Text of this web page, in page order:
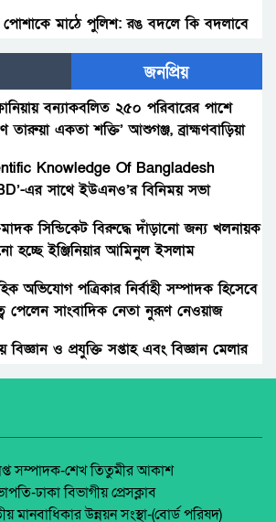
মাঠে পুলিশ: রঙ বদলে কি বদলাবে
৪ উপজেলায় বিএনপির এমপি প্রার্থী ডাঃ
ব্যাবস্থাপনায় ফ্রী মেডিকেল ক্যাম্প ও ঔষধ
জানাজায় প্যারেলে মুক্তি পেয়ে ভাইয়ের অংশ
নতুন ডিসি এনামুল আহসান: দায়িত্বের
এক নতুন অধ্যায়ের সূচনা।
স্ত্রীকে কুপিয়ে জখম, ছেলেকে হত্যা করল
যুবক।
অবরোধের বিরুদ্ধে কঠোর অবস্থান
জামায়াত ইসলামীর।
চন্দ্রঘোনায় নিষিদ্ধ ঘোষিত ছাত্রলীগ কর্মী
হয়ে গেলো ইসলামি ফাউন্ডেশন কর্তৃক
জনপ্রিয়
বন্যাকবলিত ২৫০ পরিবারের পাশে
তারুয়া একতা শক্তি’ আশুগঞ্জ, ব্রাহ্মণবাড়িয়া
Knowledge Of Bangladesh
এর সাথে ইউএনও’র বিনিময় সভা
মাদক সিন্ডিকেট বিরুদ্ধে দাঁড়ানো জন্য খলনায়ক
হচ্ছে ইঞ্জিনিয়ার আমিনুল ইসলাম
অভিযোগ পত্রিকার নির্বাহী সম্পাদক হিসেবে
পেলেন সাংবাদিক নেতা নুরূণ নেওয়াজ
বিজ্ঞান ও প্রযুক্তি সপ্তাহ এবং বিজ্ঞান মেলার
আইন-শৃৃঙ্খলা কমিটির মাসিক সভা অনুষ্ঠিত।
সম্পাদক-শেখ তিতুমীর আকাশ
ঢাকা বিভাগীয় প্রেসক্লাব
মানবাধিকার উন্নয়ন সংস্থা-(বোর্ড পরিষদ)